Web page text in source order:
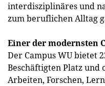
interdisziplinäres und
zum beruflichen Alltag
Einer der modernsten
Der Campus WU bietet
Beschäftigten Platz und
Arbeiten, Forschen,